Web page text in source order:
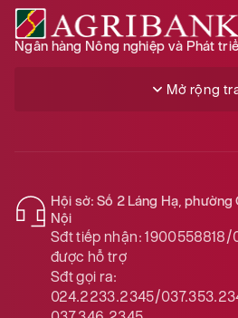
Ngân hàng Nông nghiệp và Phát
Mở rộng
Hội sở: Số 2 Láng Hạ, phường
Nội
Sđt tiếp nhận:
được hỗ trợ
Sđt gọi ra:
024.2233.2345/